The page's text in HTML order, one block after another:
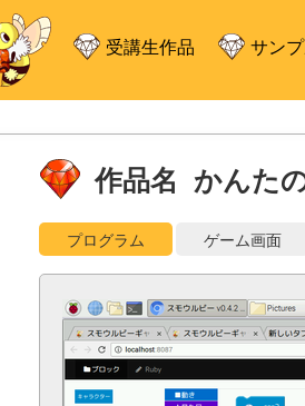
受講生作品 サン
作品名 かんた
プログラム ゲーム画面